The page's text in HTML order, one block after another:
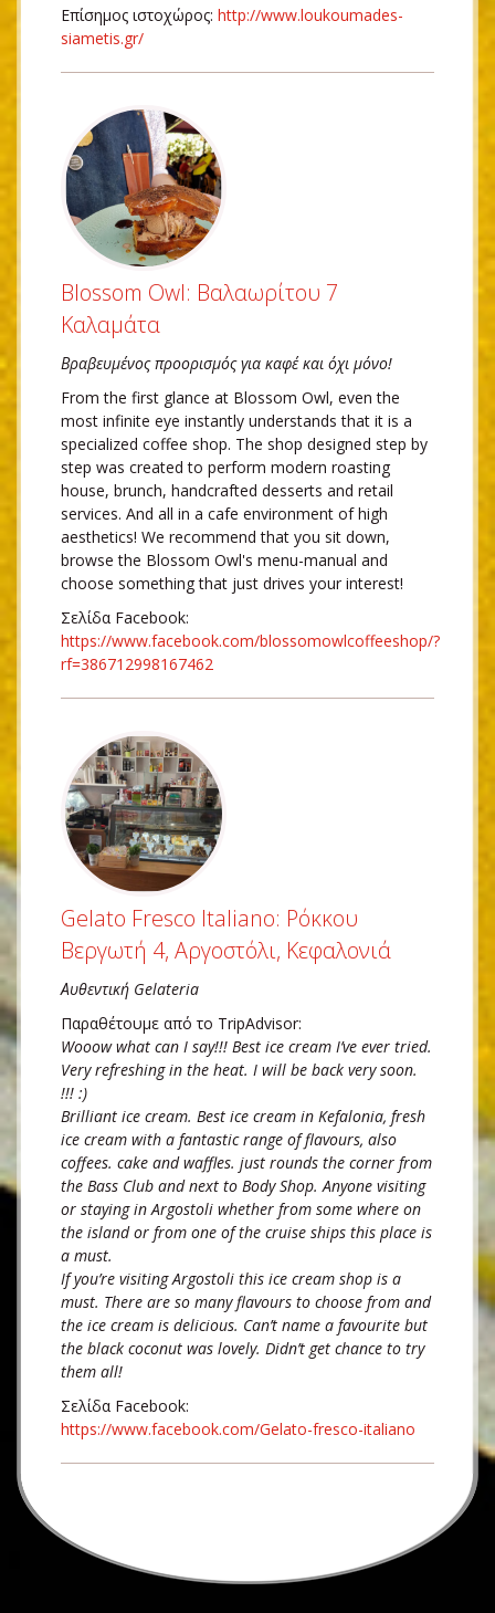
Επίσημος ιστοχώρος: http://www.loukoumades-
siametis.gr/
Blossom Owl: Βαλαωρίτου 7
Καλαμάτα
Βραβευμένος προορισμός για καφέ και όχι μόνο!
From the first glance at Blossom Owl, even the
most infinite eye instantly understands that it is a
specialized coffee shop. The shop designed step by
step was created to perform modern roasting
house, brunch, handcrafted desserts and retail
services. And all in a cafe environment of high
aesthetics! We recommend that you sit down,
browse the Blossom Owl's menu-manual and
choose something that just drives your interest!
Σελίδα Facebook:
https://www.facebook.com/blossomowlcoffeeshop/?
rf=386712998167462
Gelato Fresco Italiano: Ρόκκου
Βεργωτή 4, Αργοστόλι, Κεφαλονιά
Αυθεντική Gelateria
Παραθέτουμε από το TripAdvisor:
Wooow what can I say!!! Best ice cream I’ve ever tried.
Very refreshing in the heat. I will be back very soon.
!!! :)
Brilliant ice cream. Best ice cream in Kefalonia, fresh
ice cream with a fantastic range of flavours, also
coffees. cake and waffles. just rounds the corner from
the Bass Club and next to Body Shop. Anyone visiting
or staying in Argostoli whether from some where on
the island or from one of the cruise ships this place is
a must.
If you’re visiting Argostoli this ice cream shop is a
must. There are so many flavours to choose from and
the ice cream is delicious. Can’t name a favourite but
the black coconut was lovely. Didn’t get chance to try
them all!
Σελίδα Facebook:
https://www.facebook.com/Gelato-fresco-italiano